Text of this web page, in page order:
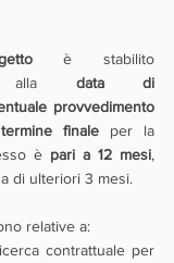
è stabilito
alla data di
provvedimento
termine finale per la
è pari a 12 mesi,
di ulteriori 3 mesi.
relative a:
contrattuale per